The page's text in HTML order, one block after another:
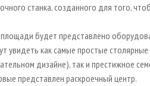
станка, созданного для того,
будет представлено
увидеть как самые простые
дизайне), так и престижное
представлен раскроечный центр.